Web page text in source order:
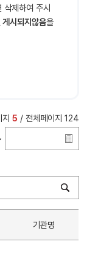
삭제하여 주시
게시되지않음을
지 5 / 전체페이지 124
기관명